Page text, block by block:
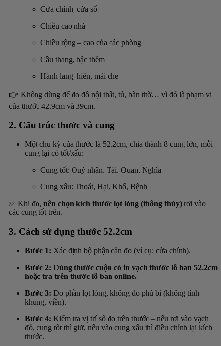
Cửa chính, cửa sổ
Chiều cao nhà
Chiều rộng – cao của các phòng
Cầu thang, bậc thềm
Hành lang, hiên, mái che
👉 Không dùng để đo đồ nội thất, tủ, bàn thờ… vì đó là phạm vi
của thước 42.9cm và 39cm.
2. Cấu trúc thước và cung
Một chu kỳ của thước là 52.2cm, chia thành 8 cung lớn, mỗi
cung lại có tốt/xấu:
Cung tốt: Quý nhân, Tài, Quan, Nghĩa
Cung xấu: Thoát, Hại, Khổ, Bệnh
✅ Khi đo, nên chọn kích thước lọt lòng (thông thủy) rơi vào
các cung tốt trên.
3. Cách sử dụng thước 52.2cm
Bước 1: Xác định bộ phận cần đo (ví dụ: cửa chính).
Bước 2: Dùng thước cuộn có in vạch thước lỗ ban 52.2cm
hoặc tra trên thước lỗ ban online.
Bước 3: Đo phần lọt lòng, không đo phủ bì (không tính
khung, viền).
Bước 4: Kiểm tra vị trí số đo trên thước – nếu rơi vào vạch
đỏ, cung tốt thì giữ, nếu vào cung xấu thì điều chỉnh lại kích
thước.